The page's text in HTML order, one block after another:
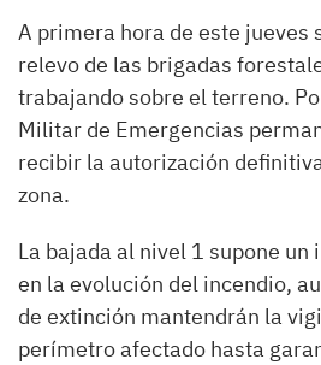
A primera hora de este jueves
relevo de las brigadas
trabajando sobre el terreno.
Militar de Emergencias
recibir la autorización
zona.
La bajada al nivel 1 supone un
en la evolución del incendio,
de extinción mantendrán la
perímetro afectado hasta